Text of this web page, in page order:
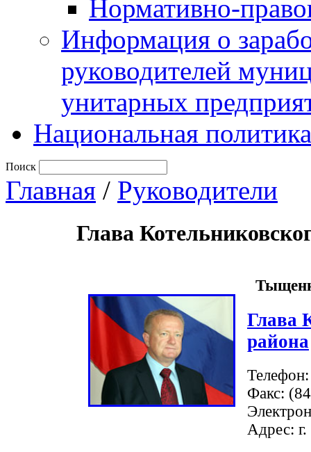
Нормативно-
Информация о
руководителей
унитарных
Национальная политика
Поиск
Главная / Руководители
Глава
Глава
района
Факс:
Адрес: